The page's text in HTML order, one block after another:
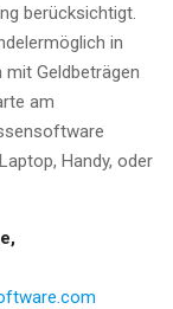
berücksichtigt.
in
Geldbeträgen
am
Handy, oder